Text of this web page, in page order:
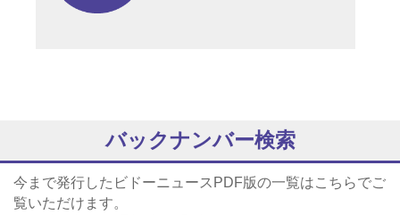
バックナンバー検索
今まで発行したビドーニュースPDF版の一覧はこちらでご
覧いただけます。